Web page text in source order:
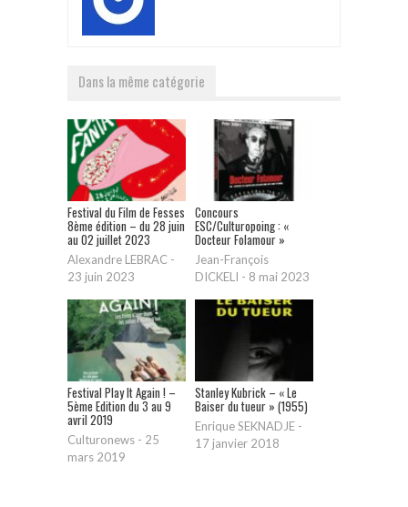
Dans la même catégorie
Festival du Film de Fesses
8ème édition – du 28 juin
au 02 juillet 2023
Alexandre LEBRAC -
23 juin 2023
Concours
ESC/Culturopoing : «
Docteur Folamour »
Jean-François
DICKELI - 8 mai 2023
Festival Play It Again ! –
5ème Edition du 3 au 9
avril 2019
Culturonews - 25
mars 2019
Stanley Kubrick – « Le
Baiser du tueur » (1955)
Enrique SEKNADJE -
17 janvier 2018